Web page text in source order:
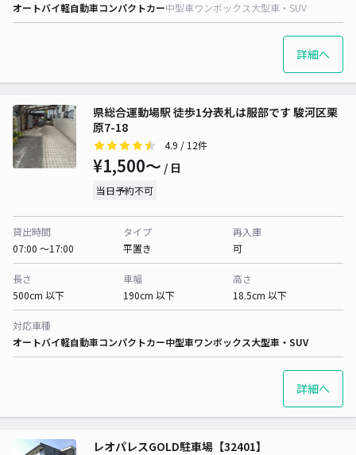
オートバイ軽自動車コンパクトカー中型車ワンボックス大型車・SUV
詳細へ
県総合運動場駅 徒歩1分表札は服部です 駿河区栗
原7-18
4.9 / 12件
¥1,500〜 / 日
当日予約不可
貸出時間
07:00 〜17:00
タイプ
平置き
再入庫
可
長さ
500cm 以下
車幅
190cm 以下
高さ
18.5cm 以下
対応車種
オートバイ軽自動車コンパクトカー中型車ワンボックス大型車・SUV
詳細へ
レオパレスGOLD駐車場【32401】